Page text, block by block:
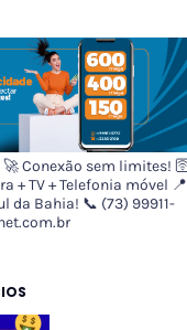
Conexão sem limites!
+ TV + Telefonia móvel 📍
da Bahia! 📞 (73) 99911-